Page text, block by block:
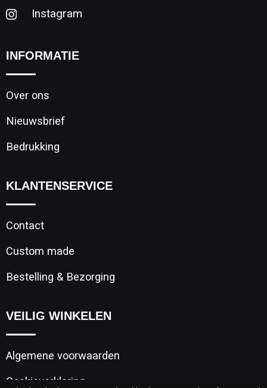
Instagram
INFORMATIE
Over ons
Nieuwsbrief
Bedrukking
KLANTENSERVICE
Contact
Custom made
Bestelling & Bezorging
VEILIG WINKELEN
Algemene voorwaarden
Cookieverklaring